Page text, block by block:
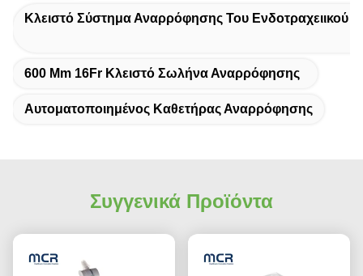
Κλειστό Σύστημα Αναρρόφησης Του Ενδοτραχειικού
600 Mm 16Fr Κλειστό Σωλήνα Αναρρόφησης
Αυτοματοποιημένος Καθετήρας Αναρρόφησης
Συγγενικά Προϊόντα